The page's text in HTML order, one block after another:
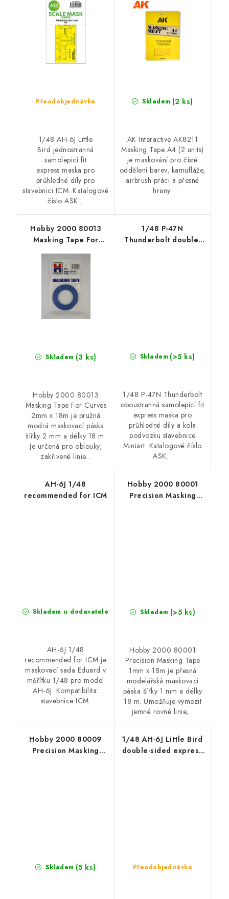
Přeodobjednávka
1/48 AH-6J Little
Bird jednostranná
samolepicí fit
express maska pro
průhledné díly pro
stavebnici ICM. Katalogové
číslo ASK...
Skladem (2 ks)
AK Interactive AK8211
Masking Tape A4 (2 units)
je maskování pro čisté
oddělení barev, kamufláže,
airbrush práci a přesné
hrany.
Hobby 2000 80013
Masking Tape For
Curves 2mm x 18m
Skladem (3 ks)
Hobby 2000 80013
Masking Tape For Curves
2mm x 18m je pružná
modrá maskovací páska
šířky 2 mm a délky 18 m.
Je určená pro oblouky,
zakřivené linie...
1/48 P-47N
Thunderbolt double-
Skladem (>5 ks)
1/48 P-47N Thunderbolt
oboustranná samolepicí fit
express maska pro
průhledné díly a kola
podvozku stavebnice
Miniart. Katalogové číslo
ASK...
AH-6J 1/48
recommended for ICM
Skladem u dodavatele
AH-6J 1/48
recommended for ICM je
maskovací sada Eduard v
měřítku 1/48 pro model
AH-6J. Kompatibilita:
stavebnice ICM.
Hobby 2000 80001
Precision Masking
Skladem (>5 ks)
Hobby 2000 80001
Precision Masking Tape
1mm x 18m je přesná
modelářská maskovací
páska šířky 1 mm a délky
18 m. Umožňuje vymezit
jemné rovné linie,...
Hobby 2000 80009
Precision Masking
Skladem (5 ks)
1/48 AH-6J Little Bird
double-sided express
Přeodobjednávka